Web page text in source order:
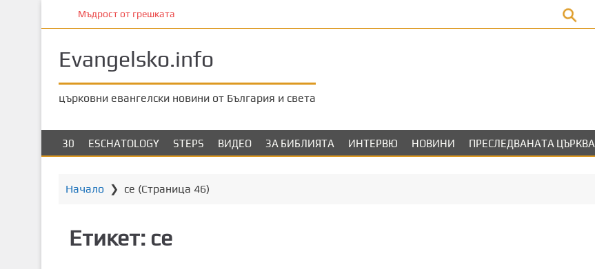
к
Мъдрост от грешката
Evangelsko.info
църковни евангелски новини от България и света
30 ESCHATOLOGY STEPS ВИДЕО ЗА БИБЛИЯТА ИНТЕРВЮ НОВИНИ ПРЕСЛЕДВАНАТА ЦЪРКВА
Начало ❯ се (Страница 46)
Етикет: се